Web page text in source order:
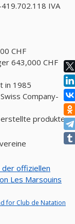
419.702.118 IVA
CHF
643,000 CHF
in 1985
Swiss Company-
erstellte produkte
der offiziellen
Les Marsouins
for Club de Natation